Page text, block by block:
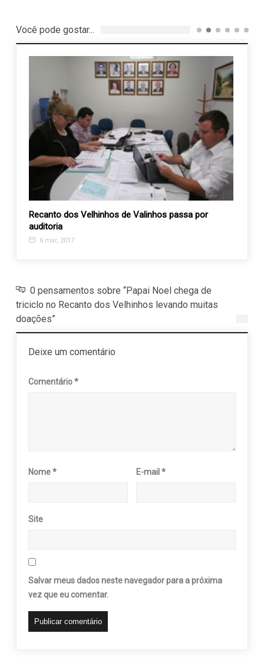
Você pode gostar...
Recanto dos Velhinhos de Valinhos passa por
auditoria
6 mar, 2017
0 pensamentos sobre “Papai Noel chega de
triciclo no Recanto dos Velhinhos levando muitas
doações”
Deixe um comentário
Comentário*
Nome* E-mail*
Site
Salvar meus dados neste navegador para a próxima
vez que eu comentar.